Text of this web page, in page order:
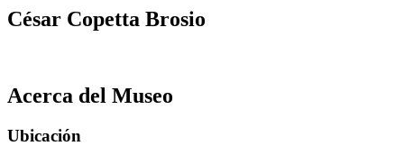
César Copetta Brosio
Acerca del Museo
Ubicación